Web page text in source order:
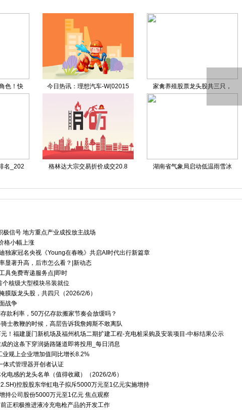
色！快 今日热讯：理想汽车-W(02015 家禽养殖股票龙头股共三只，
名_202 格林达大宗交易折价成交20.8 湖南省气象局启动低温雨雪冰
极信号 地方重点产业成投放主战场
格小幅上涨
独家冠名央视《Young在春晚》共启AI时代出行新篇章
显著升高，后市怎么看？|新动态
具免费寄递服务点|即时
核级大型模块吊装就位
膜版龙头股，共四只（2026/2/6）
战争
款利率，50万亿存款搬家节奏会放缓吗？
士教鞭的时候，高层告诉我詹姆斯不敢离队
！福建厦门新机场及福州机场二期扩建工程-充电桩采购及安装项目-中标结果公示
的这条下穿润扬路隧道即将投用_每日消息
规上企业增加值同比增长8.2%
体式管理器开创者认证
电感的龙头名单（值得收藏）（2026/2/6）
控股股东华虹电子拟斥5000万元至1亿元实施增持
持公司股份5000万元至1亿元 焦点观察
正积极推进液冷充电枪产品的开发工作